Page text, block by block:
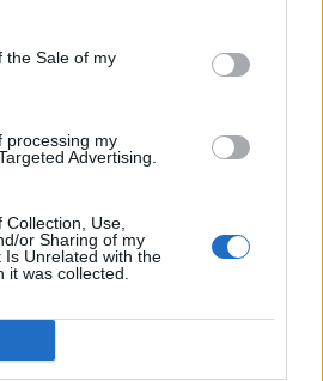
the Sale of my
processing my
Advertising.
Use,
or Sharing of my
Is Unrelated with the
it was collected.
η Εθνική
για τα Ύδατα
23 Ιουνίου 2026
ΑΡΘΡΑ